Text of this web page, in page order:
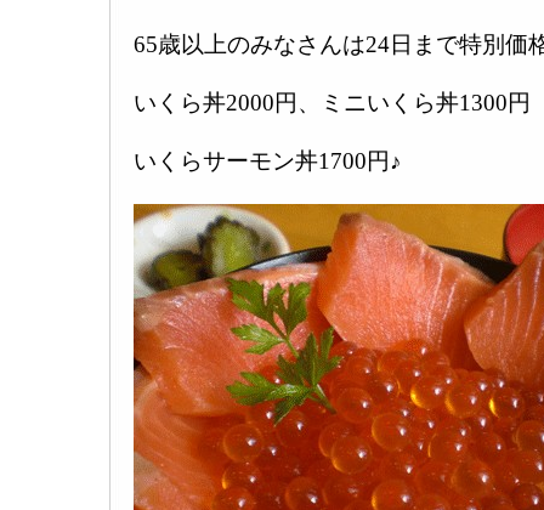
65歳以上のみなさんは24日まで特別価
いくら丼2000円、ミニいくら丼1300円
いくらサーモン丼1700円♪